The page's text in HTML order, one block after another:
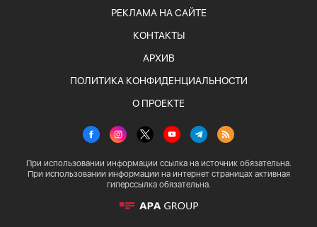
РЕКЛАМА НА САЙТЕ
КОНТАКТЫ
АРХИВ
ПОЛИТИКА КОНФИДЕНЦИАЛЬНОСТИ
О ПРОЕКТЕ
При использовании информации ссылка на источник обязательна.
При использовании информации на интернет страницах активная
гиперссылка обязательна.